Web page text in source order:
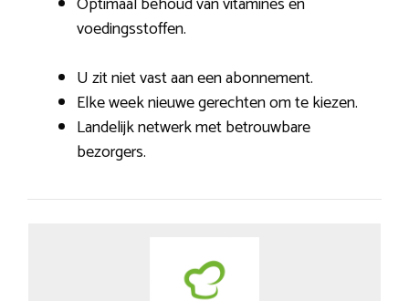
voedingsstoffen.
U zit niet vast aan een abonnement.
Elke week nieuwe gerechten om te kiezen.
Landelijk netwerk met betrouwbare
bezorgers.